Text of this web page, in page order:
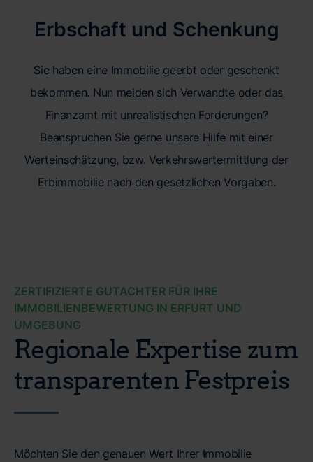
Erbschaft und Schenkung
Sie haben eine Immobilie geerbt oder geschenkt
bekommen. Nun melden sich Verwandte oder das
Finanzamt mit unrealistischen Forderungen?
Beanspruchen Sie gerne unsere Hilfe mit einer
Werteinschätzung, bzw. Verkehrswertermittlung der
Erbimmobilie nach den gesetzlichen Vorgaben.
ZERTIFIZIERTE GUTACHTER FÜR IHRE
IMMOBILIENBEWERTUNG IN ERFURT UND
UMGEBUNG
Regionale Expertise zum
transparenten Festpreis
Möchten Sie den genauen Wert Ihrer Immobilie